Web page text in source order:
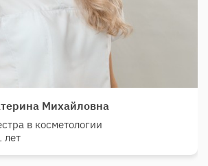
Михайловна
в косметологии
лет